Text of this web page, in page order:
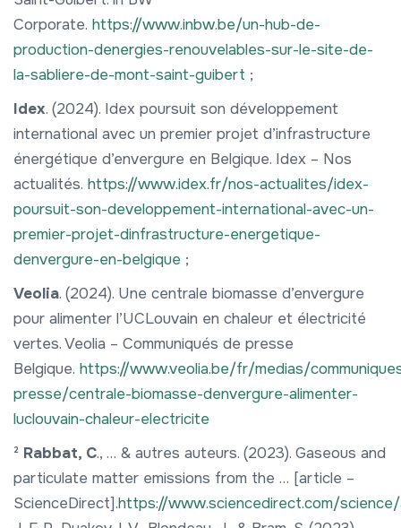
Corporate. https://www.inbw.be/un-hub-de-
production-denergies-renouvelables-sur-le-site-de-
la-sabliere-de-mont-saint-guibert ;
Idex. (2024). Idex poursuit son développement
international avec un premier projet d’infrastructure
énergétique d’envergure en Belgique. Idex – Nos
actualités. https://www.idex.fr/nos-actualites/idex-
poursuit-son-developpement-international-avec-un-
premier-projet-dinfrastructure-energetique-
denvergure-en-belgique ;
Veolia. (2024). Une centrale biomasse d’envergure
pour alimenter l’UCLouvain en chaleur et électricité
vertes. Veolia – Communiqués de presse
Belgique. https://www.veolia.be/fr/medias/
presse/centrale-biomasse-denvergure-alimenter-
luclouvain-chaleur-electricite
² Rabbat, C., … & autres auteurs. (2023). Gaseous and
particulate matter emissions from the … [article –
ScienceDirect].https://www.sciencedirect.com/